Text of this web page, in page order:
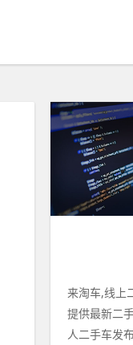
来淘车,线上
提供最新二
人二手车发